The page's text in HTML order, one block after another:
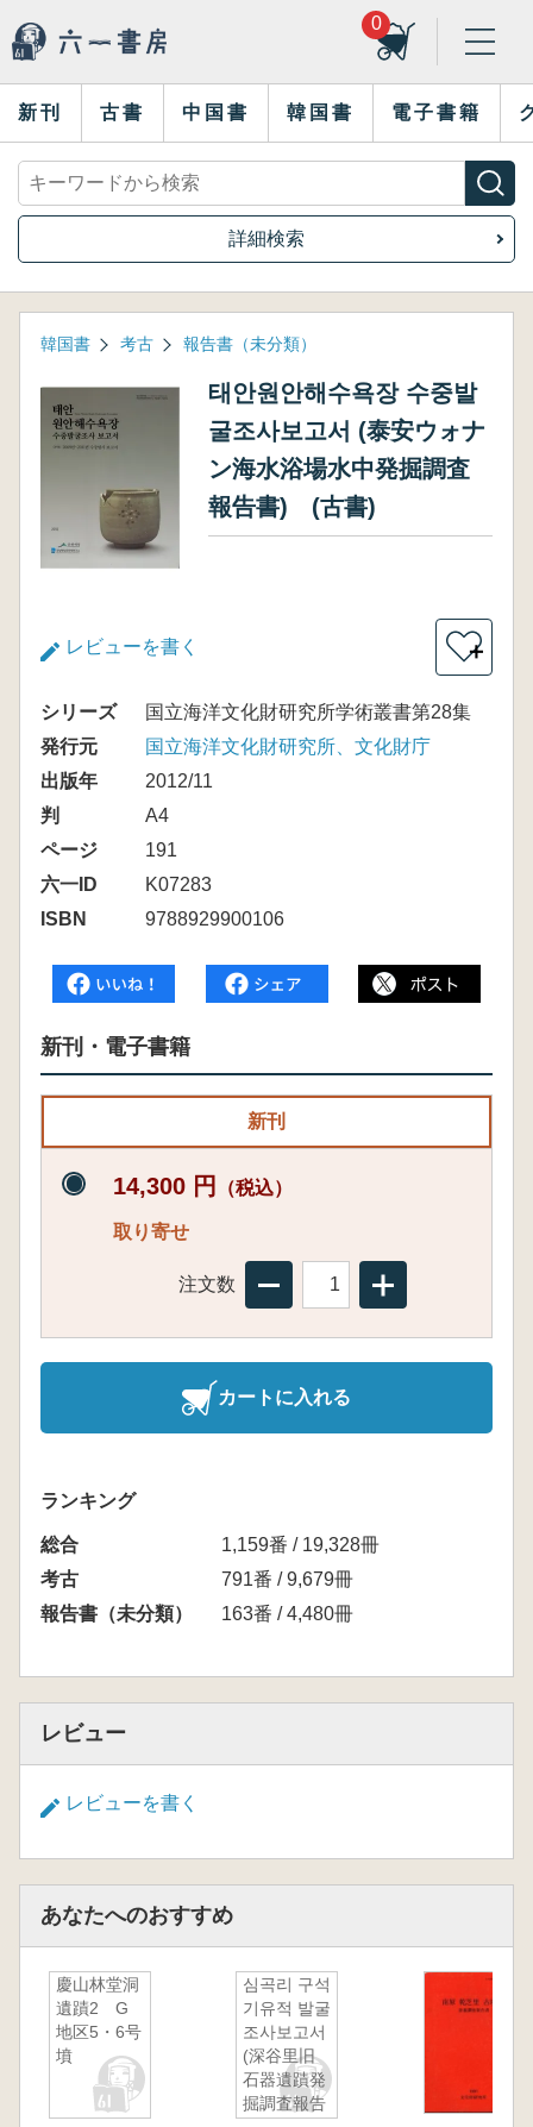
0
新刊 古書 中国書 韓国書 電子書籍
詳細検索
韓国書 考古 報告書（未分類）
태안원안해수욕장 수중발
굴조사보고서 (泰安ウォナ
ン海水浴場水中発掘調査
報告書) (古書)
レビューを書く ＋
シリーズ
国立海洋文化財研究所学術叢書第28集
発行元
国立海洋文化財研究所、文化財庁
出版年
2012/11
判
A4
ページ
191
六一ID
K07283
ISBN
9788929900106
新刊・電子書籍
新刊
14,300 円 （税込）
取り寄せ
注文数
カートに入れる
ランキング
総合
1,159番 / 19,328冊
考古
791番 / 9,679冊
報告書（未分類）
163番 / 4,480冊
レビュー
レビューを書く
あなたへのおすすめ
慶山林堂洞
遺蹟2 G
地区5・6号
墳
심곡리 구석
기유적 발굴
조사보고서
(深谷里旧
石器遺蹟発
掘調査報告